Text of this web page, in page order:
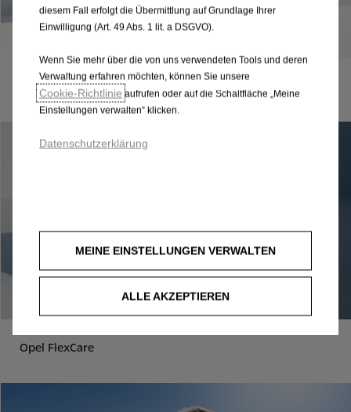
Opel Gebrauchtwagen
Opel FlexCare
diesem Fall erfolgt die Übermittlung auf Grundlage Ihrer
Einwilligung (Art. 49 Abs. 1 lit. a DSGVO).
Wenn Sie mehr über die von uns verwendeten Tools und deren
Verwaltung erfahren möchten, können Sie unsere
Cookie‑Richtlinie aufrufen oder auf die Schaltfläche „Meine
Einstellungen verwalten“ klicken.
Datenschutzerklärung
MEINE EINSTELLUNGEN VERWALTEN
ALLE AKZEPTIEREN